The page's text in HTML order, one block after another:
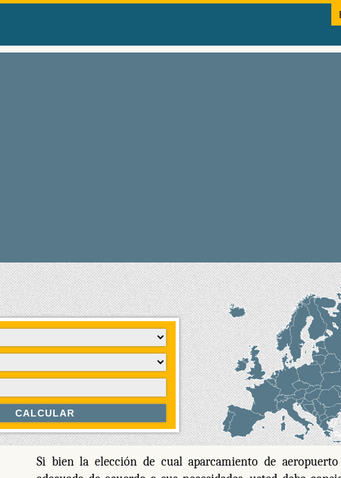
Si bien la elección de cual aparcamiento de